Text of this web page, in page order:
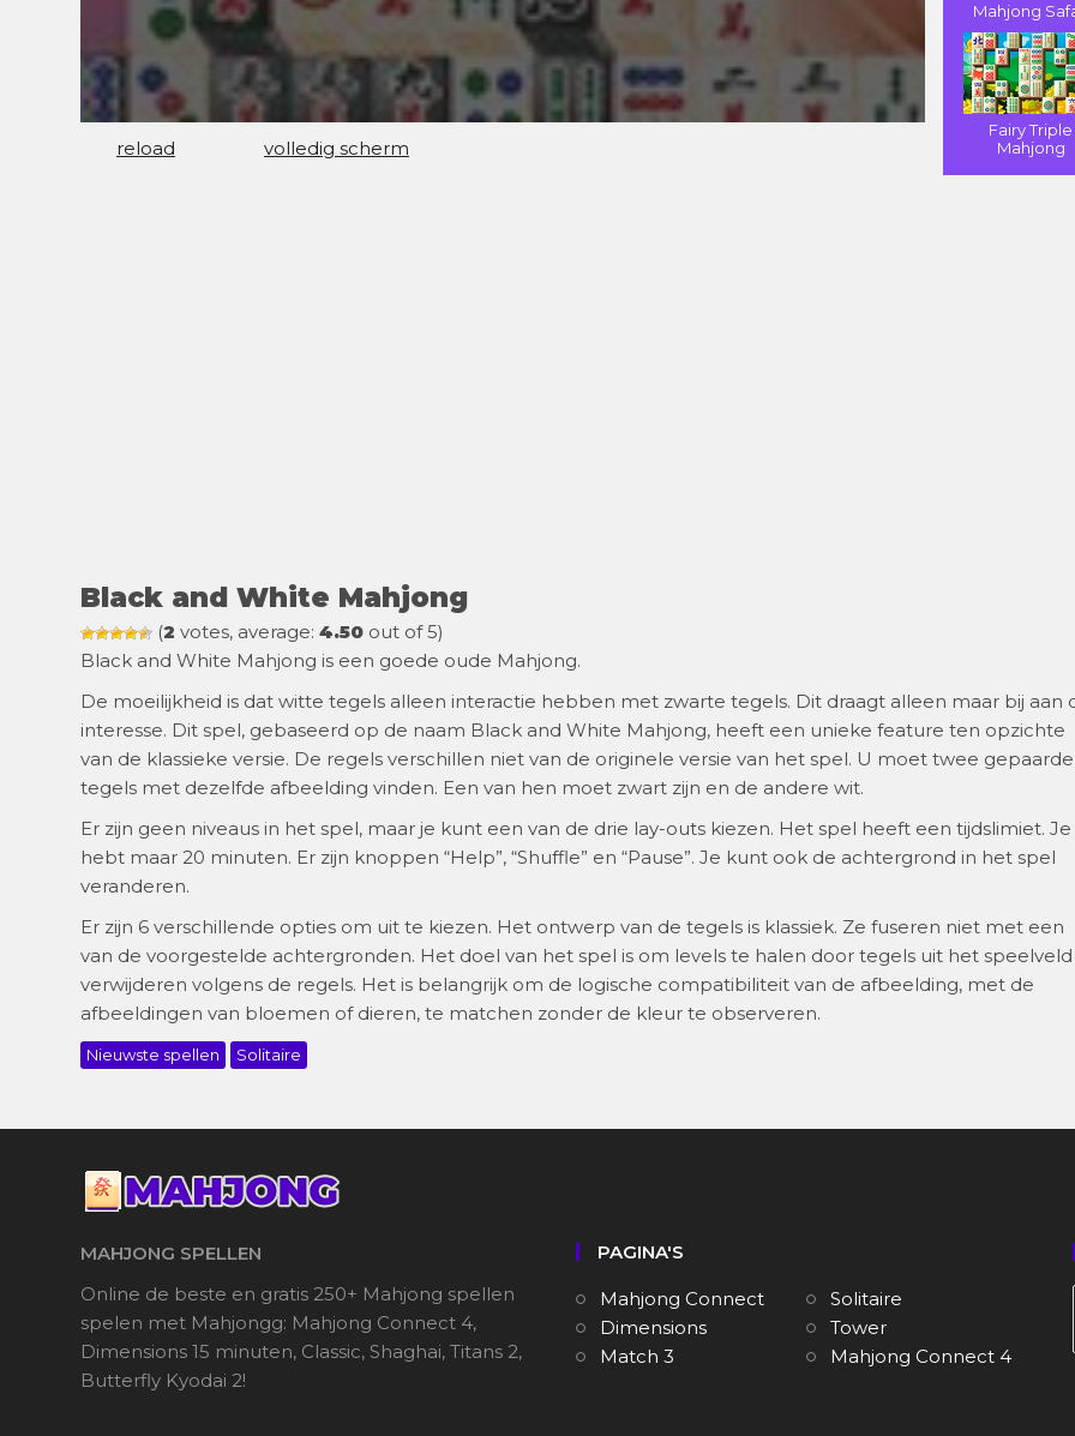
reload volledig scherm
Mahjong
Fairy Triple
Mahjong
Black and White Mahjong
(2 votes, average: 4.50 out of 5)
Black and White Mahjong is een goede oude Mahjong.
De moeilijkheid is dat witte tegels alleen interactie hebben met zwarte tegels. Dit draagt ​​alleen maar bij aan
interesse. Dit spel, gebaseerd op de naam Black and White Mahjong, heeft een unieke feature ten opzichte
van de klassieke versie. De regels verschillen niet van de originele versie van het spel. U moet twee gepaarde
tegels met dezelfde afbeelding vinden. Een van hen moet zwart zijn en de andere wit.
Er zijn geen niveaus in het spel, maar je kunt een van de drie lay-outs kiezen. Het spel heeft een tijdslimiet. Je
hebt maar 20 minuten. Er zijn knoppen “Help”, “Shuffle” en “Pause”. Je kunt ook de achtergrond in het spel
veranderen.
Er zijn 6 verschillende opties om uit te kiezen. Het ontwerp van de tegels is klassiek. Ze fuseren niet met een
van de voorgestelde achtergronden. Het doel van het spel is om levels te halen door tegels uit het
verwijderen volgens de regels. Het is belangrijk om de logische compatibiliteit van de afbeelding, met de
afbeeldingen van bloemen of dieren, te matchen zonder de kleur te observeren.
Nieuwste spellen Solitaire
MAHJONG SPELLEN
Online de beste en gratis 250+ Mahjong spellen
spelen met Mahjongg: Mahjong Connect 4,
Dimensions 15 minuten, Classic, Shaghai, Titans 2,
Butterfly Kyodai 2!
PAGINA'S
Mahjong Connect
Solitaire
Dimensions
Tower
Match 3
Mahjong Connect 4